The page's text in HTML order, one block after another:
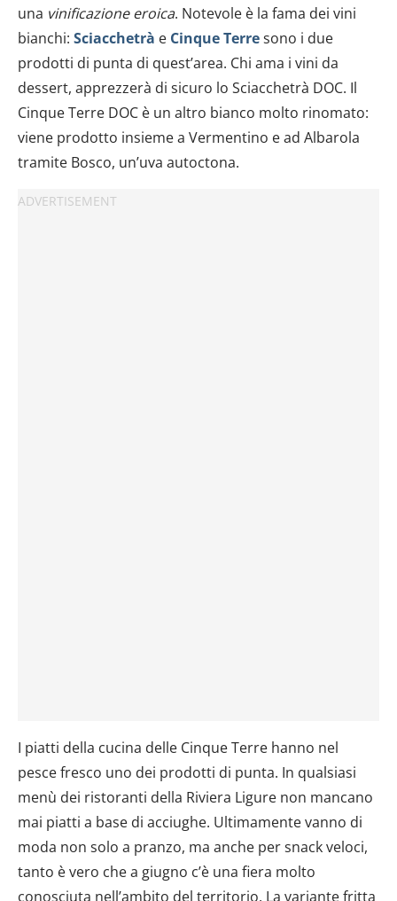
una vinificazione eroica. Notevole è la fama dei vini
bianchi: Sciacchetrà e Cinque Terresono i due
prodotti di punta di quest’area. Chi ama i vini da
dessert, apprezzerà di sicuro lo Sciacchetrà DOC. Il
Cinque Terre DOC è un altro bianco molto rinomato:
viene prodotto insieme a Vermentino e ad Albarola
tramite Bosco, un’uva autoctona.
I piatti della cucina delle Cinque Terre hanno nel
pesce fresco uno dei prodotti di punta. In qualsiasi
menù dei ristoranti della Riviera Ligure non mancano
mai piatti a base di acciughe. Ultimamente vanno di
moda non solo a pranzo, ma anche per snack veloci,
tanto è vero che a giugno c’è una fiera molto
conosciuta nell’ambito del territorio. La variante fritta